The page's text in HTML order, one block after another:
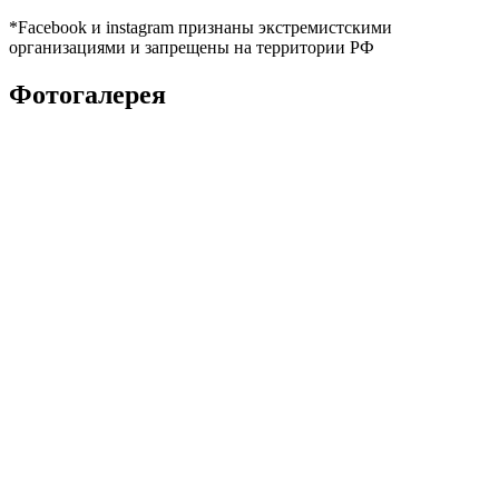
*Facebook и instagram признаны экстремистскими
организациями и запрещены на территории РФ
Фотогалерея